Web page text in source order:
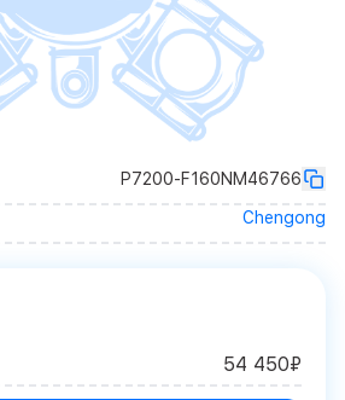
P7200-F160NM46766
Chengong
54 450₽